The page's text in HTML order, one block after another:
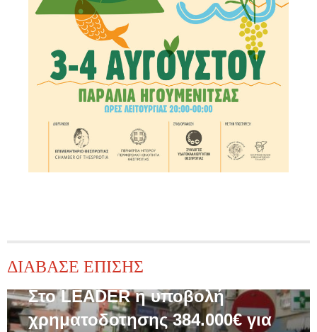
ΔΙΑΒΑΣΕ ΕΠΙΣΗΣ
ΓΕΝΙΚΆ
Στο LEADER η υποβολή
χρηματοδοτησης 384.000€ για